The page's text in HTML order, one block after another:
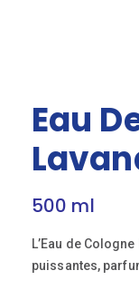
Eau
500 ml
L’Eau de
puissantes,